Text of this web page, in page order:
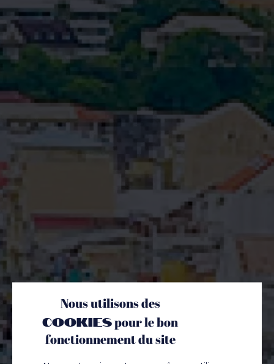
Nous utilisons des
cookiespour le bon
fonctionnement du site